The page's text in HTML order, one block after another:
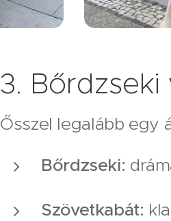
3.
Ősszel legalább egy
Bőrdzseki:
Szövetkabát: